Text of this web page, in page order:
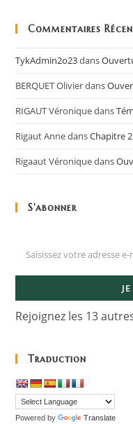
Commentaires
TykAdmin2o23dans
BERQUET Olivierdans
RIGAUT Véroniquedans
Rigaut AnnedansChapitre
Rigaaut Véroniquedans
S'abonner
Rejoignez les 13
Traduction
Powered by Translate